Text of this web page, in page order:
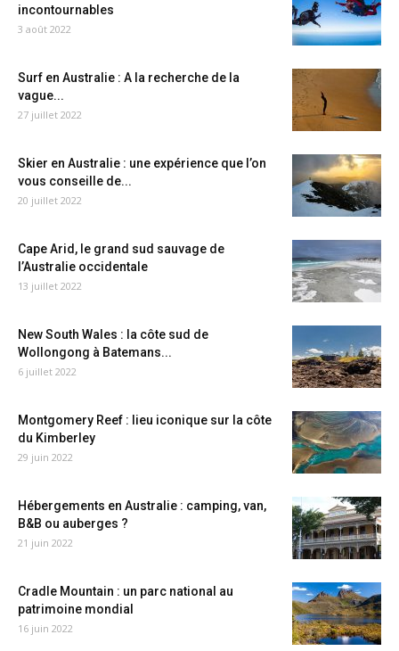
incontournables
3 août 2022
Surf en Australie : A la recherche de la
vague...
27 juillet 2022
Skier en Australie : une expérience que l’on
vous conseille de...
20 juillet 2022
Cape Arid, le grand sud sauvage de
l’Australie occidentale
13 juillet 2022
New South Wales : la côte sud de
Wollongong à Batemans...
6 juillet 2022
Montgomery Reef : lieu iconique sur la côte
du Kimberley
29 juin 2022
Hébergements en Australie : camping, van,
B&B ou auberges ?
21 juin 2022
Cradle Mountain : un parc national au
patrimoine mondial
16 juin 2022